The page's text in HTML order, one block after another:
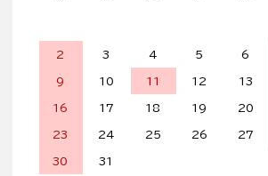
2 3 4 5 6
9 10 11 12 13
16 17 18 19 20
23 24 25 26 27
30 31